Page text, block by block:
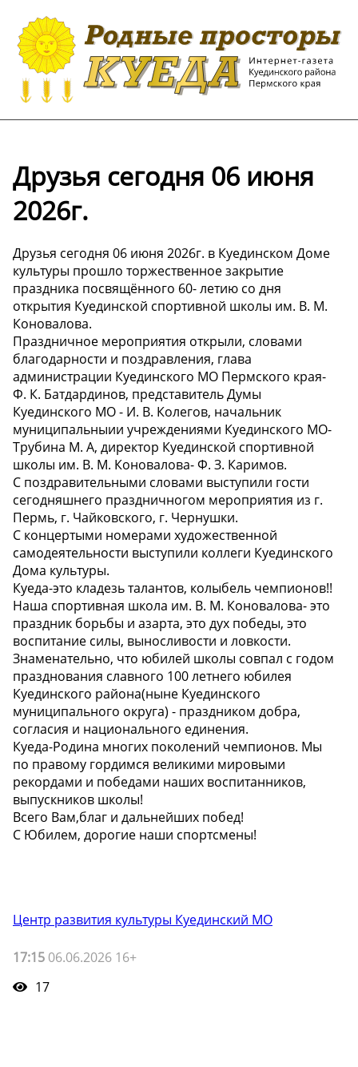
Друзья сегодня 06 июня
2026г.
Друзья сегодня 06 июня 2026г. в Куединском Доме
культуры прошло торжественное закрытие
праздника посвящённого 60- летию со дня
открытия Куединской спортивной школы им. В. М.
Коновалова.
Праздничное мероприятия открыли, словами
благодарности и поздравления, глава
администрации Куединского МО Пермского края-
Ф. К. Батдардинов, представитель Думы
Куединского МО - И. В. Колегов, начальник
муниципальныии учреждениями Куединского МО-
Трубина М. А, директор Куединской спортивной
школы им. В. М. Коновалова- Ф. З. Каримов.
С поздравительными словами выступили гости
сегодняшнего праздничногом мероприятия из г.
Пермь, г. Чайковского, г. Чернушки.
С концертыми номерами художественной
самодеятельности выступили коллеги Куединского
Дома культуры.
Куеда-это кладезь талантов, колыбель чемпионов!!
Наша спортивная школа им. В. М. Коновалова- это
праздник борьбы и азарта, это дух победы, это
воспитание силы, выносливости и ловкости.
Знаменательно, что юбилей школы совпал с годом
празднования славного 100 летнего юбилея
Куединского района(ныне Куединского
муниципального округа) - праздником добра,
согласия и национального единения.
Куеда-Родина многих поколений чемпионов. Мы
по правому гордимся великими мировыми
рекордами и победами наших воспитанников,
выпускников школы!
Всего Вам,благ и дальнейших побед!
С Юбилем, дорогие наши спортсмены!
Центр развития культуры Куединский МО
17:15 06.06.2026 16+
17